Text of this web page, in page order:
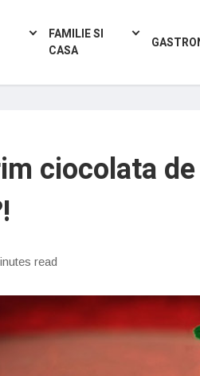
FAMILIE SI
CASA
ciocolata de
read